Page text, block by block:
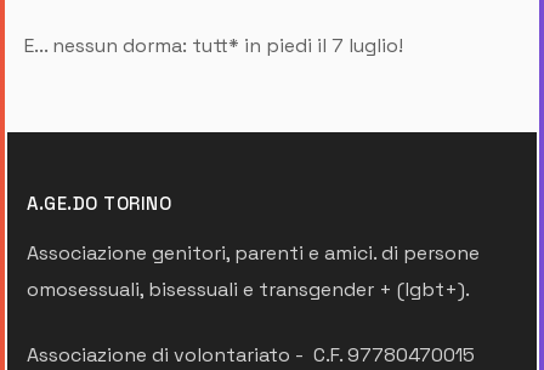
E... nessun dorma: tutt* in piedi il 7 luglio!
A.GE.DO TORINO
Associazione genitori, parenti e amici. di persone
omosessuali, bisessuali e transgender + (lgbt+).
Associazione di volontariato - C.F. 97780470015